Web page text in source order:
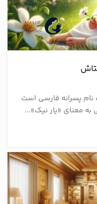
پسرانه فارسی است
معنای «یار نیک»...